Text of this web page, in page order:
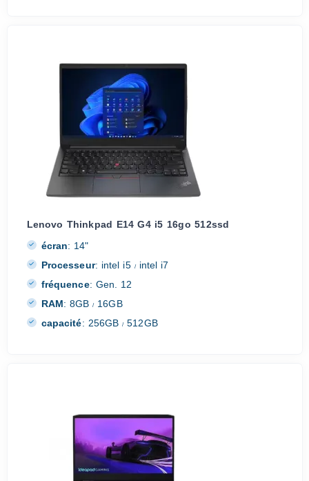
Lenovo Thinkpad E14 G4 i5 16go 512ssd
écran: 14"
Processeur: intel i5 /intel i7
fréquence: Gen. 12
RAM: 8GB/ 16GB
capacité: 256GB/ 512GB